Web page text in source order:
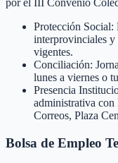
por el III Convenio
Protección Social:
interprovinciales y
vigentes.
Conciliación:
lunes a viernes o
Presencia
administrativa
Correos, Plaza
Bolsa de Empleo